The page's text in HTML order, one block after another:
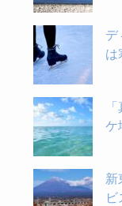
デ
は
ケ
新